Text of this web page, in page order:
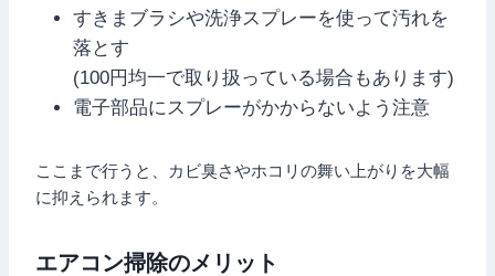
すきまブラシや洗浄スプレーを使って汚れを
落とす
(100円均一で取り扱っている場合もあります)
電子部品にスプレーがかからないよう注意
ここまで行うと、カビ臭さやホコリの舞い上がりを大幅
に抑えられます。
エアコン掃除のメリット